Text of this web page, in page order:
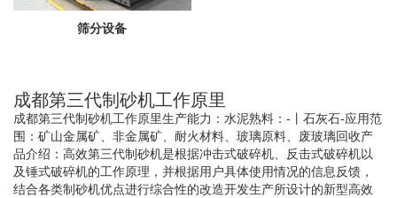
筛分设备
成都第三代制砂机工作原里
成都第三代制砂机工作原里生产能力：水泥熟料：-丨石灰石-应用范
围：矿山金属矿、非金属矿、耐火材料、玻璃原料、废玻璃回收产
品介绍：高效第三代制砂机是根据冲击式破碎机、反击式破碎机以
及锤式破碎机的工作原理，并根据用户具体使用情况的信息反馈，
结合各类制砂机优点进行综合性的改造开发生产所设计的新型高效